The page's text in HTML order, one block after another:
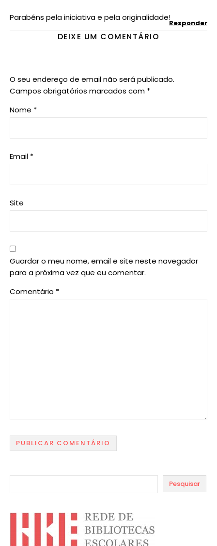
Parabéns pela iniciativa e pela originalidade!
Responder
DEIXE UM COMENTÁRIO
O seu endereço de email não será publicado.
Campos obrigatórios marcados com *
Nome *
Email *
Site
Guardar o meu nome, email e site neste navegador
para a próxima vez que eu comentar.
Comentário *
Pesquisar